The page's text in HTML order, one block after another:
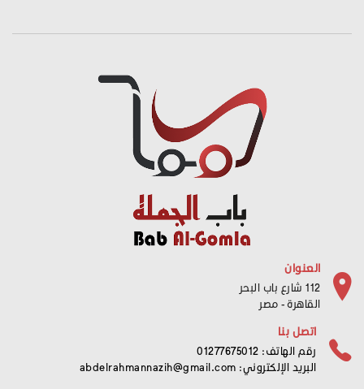
العنوان
112 شارع باب البحر
القاهرة - مصر
اتصل بنا
رقم الهاتف: 01277675012
البريد الإلكتروني: abdelrahmannazih@gmail.com